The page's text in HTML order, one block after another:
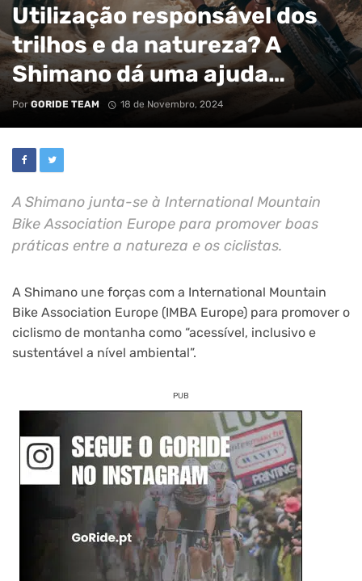
Utilização responsável dos
trilhos e da natureza? A
Shimano dá uma ajuda…
Por GORIDE TEAM 18 de Novembro, 2024
A Shimano junta-se à International Mountain
Bike Association Europe para promover boas
práticas entre a natureza e os ciclistas.
A Shimano une forças com a International Mountain
Bike Association Europe (IMBA Europe) para promover o
ciclismo de montanha como “acessível, inclusivo e
sustentável a nível ambiental”.
PUB